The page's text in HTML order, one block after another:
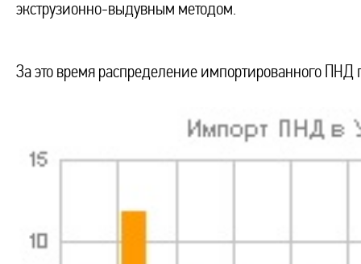
экструзионно-выдувным методом.
За это время распределение импортированного